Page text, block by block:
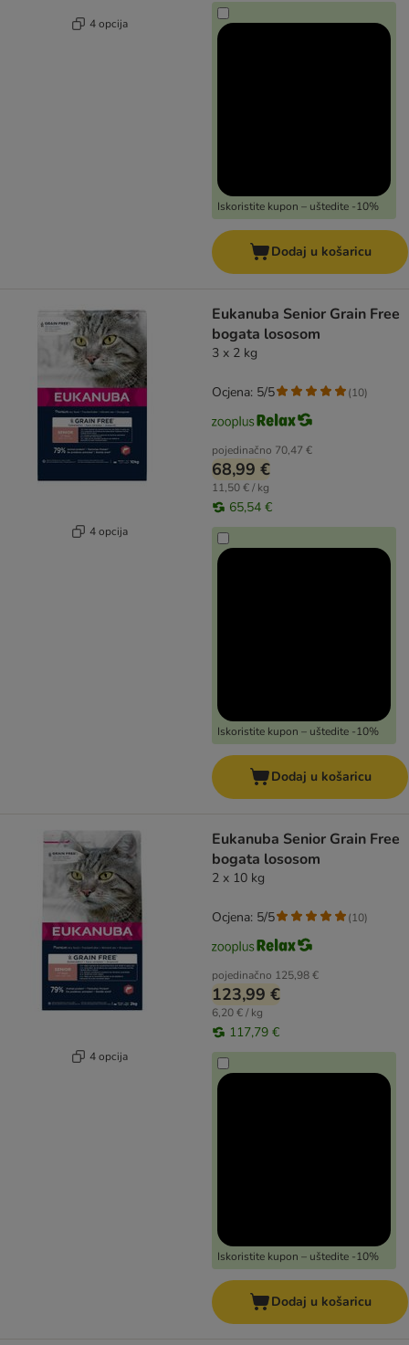
4 opcija
Iskoristite kupon – uštedite -10%
Dodaj u košaricu
4 opcija
Eukanuba Senior Grain Free
bogata lososom
3 x 2 kg
pojedinačno 70,47 €
68,99 €
11,50 € / kg
65,54 €
Iskoristite kupon – uštedite -10%
Ocjena: 5/5 (10)
Dodaj u košaricu
4 opcija
Eukanuba Senior Grain Free
bogata lososom
2 x 10 kg
pojedinačno 125,98 €
123,99 €
6,20 € / kg
117,79 €
Iskoristite kupon – uštedite -10%
Ocjena: 5/5 (10)
Dodaj u košaricu